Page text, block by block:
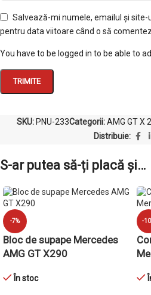
Salvează-mi numele, emailul și
pentru data viitoare când o să comentez.
You have to be logged in to be able to
SKU: PNU-233Categorii: AMG GT X
Distribuie:
S-ar putea să-ți placă și…
-7%
Bloc de supape Mercedes
AMG GT X290
În stoc
-